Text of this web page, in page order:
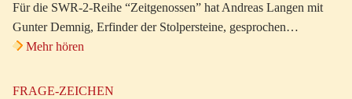
Für die SWR-2-Reihe “Zeitgenossen” hat Andreas Langen mit
Gunter Demnig, Erfinder der Stolpersteine, gesprochen…
Mehr hören
FRAGE-ZEICHEN